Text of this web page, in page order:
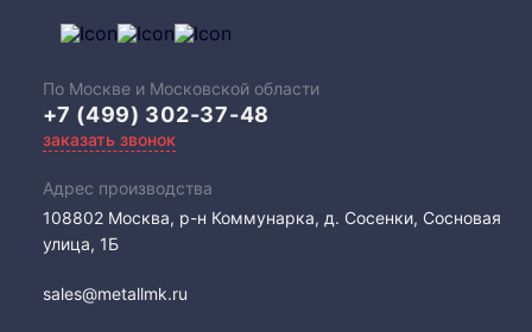
По Москве и Московской области
+7 (499) 302-37-48
заказать звонок
Адрес производства
108802​ Москва, р-н Коммунарка, д. Сосенки, Сосновая
улица, 1Б
sales@metallmk.ru